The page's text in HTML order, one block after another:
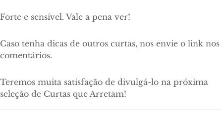
Forte e sensível. Vale a pena ver!
Caso tenha dicas de outros curtas, nos envie o link nos
comentários.
Teremos muita satisfação de divulgá-lo na próxima
seleção de Curtas que Arretam!